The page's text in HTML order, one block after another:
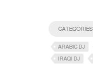
CATEGORIES
ARABIC DJ
IRAQI DJ